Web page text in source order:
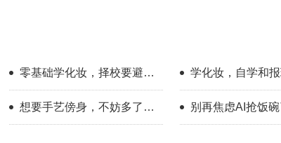
零基础学化妆，择校要避开
哪些误区？
学化妆，自学和
底有多大？
想要手艺傍身，不妨多了解
一下美业这个方向
别再焦虑AI抢饭
赛道，普通人照